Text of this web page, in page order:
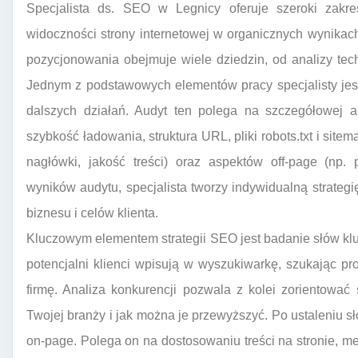
Specjalista ds. SEO w Legnicy oferuje szeroki
widoczności strony internetowej w organicznych
pozycjonowania obejmuje wiele dziedzin, od analizy
Jednym z podstawowych elementów pracy specjalisty
dalszych działań. Audyt ten polega na szczegółowej
szybkość ładowania, struktura URL, pliki robots.txt i
nagłówki, jakość treści) oraz aspektów off-page
wyników audytu, specjalista tworzy indywidualną
biznesu i celów klienta.
Kluczowym elementem strategii SEO jest badanie słów
potencjalni klienci wpisują w wyszukiwarkę, szukając
firmę. Analiza konkurencji pozwala z kolei
Twojej branży i jak można je przewyższyć. Po ustaleniu
on-page. Polega on na dostosowaniu treści na stronie,